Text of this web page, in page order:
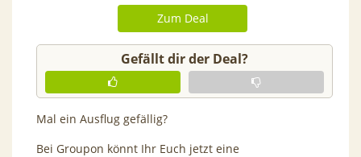
Zum Deal
Gefällt dir der Deal?
Mal ein Ausflug gefällig?
Bei Groupon könnt Ihr Euch jetzt eine